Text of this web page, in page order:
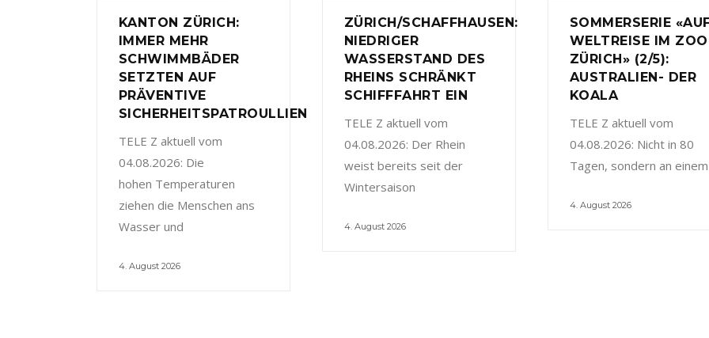
KANTON ZÜRICH:
IMMER MEHR
SCHWIMMBÄDER
SETZTEN AUF
PRÄVENTIVE
SICHERHEITSPATROULLIEN
TELE Z aktuell vom
04.08.2026: Die
hohen Temperaturen
ziehen die Menschen ans
Wasser und
4. August 2026
ZÜRICH/SCHAFFHAUSEN:
NIEDRIGER
WASSERSTAND DES
RHEINS SCHRÄNKT
SCHIFFFAHRT EIN
TELE Z aktuell vom
04.08.2026: Der Rhein
weist bereits seit der
Wintersaison
4. August 2026
SOMMERSERIE
WELTREISE IM ZOO
ZÜRICH» (2/5):
AUSTRALIEN- DER
KOALA
TELE Z aktuell vom
04.08.2026: Nicht in 80
Tagen, sondern an einem
4. August 2026